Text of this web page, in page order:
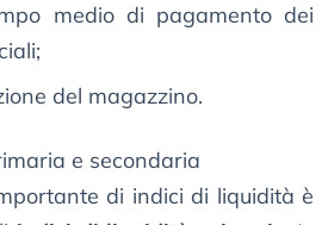
medio di pagamento dei
del magazzino.
e secondaria
di indici di liquidità è